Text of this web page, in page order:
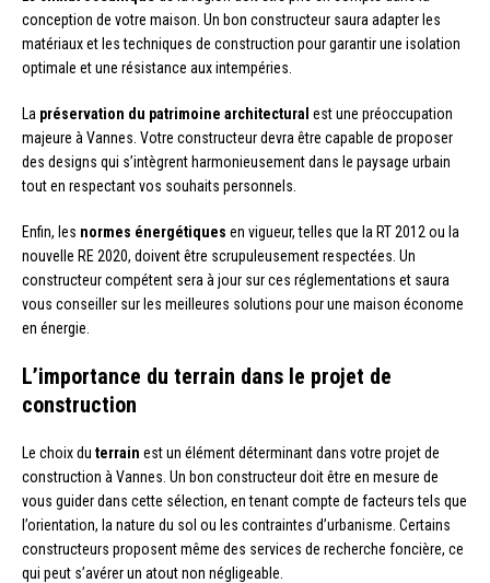
conception de votre maison. Un bon constructeur saura adapter les
matériaux et les techniques de construction pour garantir une isolation
optimale et une résistance aux intempéries.
La préservation du patrimoine architectural est une préoccupation
majeure à Vannes. Votre constructeur devra être capable de proposer
des designs qui s’intègrent harmonieusement dans le paysage urbain
tout en respectant vos souhaits personnels.
Enfin, les normes énergétiques en vigueur, telles que la RT 2012 ou la
nouvelle RE 2020, doivent être scrupuleusement respectées. Un
constructeur compétent sera à jour sur ces réglementations et saura
vous conseiller sur les meilleures solutions pour une maison économe
en énergie.
L’importance du terrain dans le projet de
construction
Le choix du terrain est un élément déterminant dans votre projet de
construction à Vannes. Un bon constructeur doit être en mesure de
vous guider dans cette sélection, en tenant compte de facteurs tels que
l’orientation, la nature du sol ou les contraintes d’urbanisme. Certains
constructeurs proposent même des services de recherche foncière, ce
qui peut s’avérer un atout non négligeable.